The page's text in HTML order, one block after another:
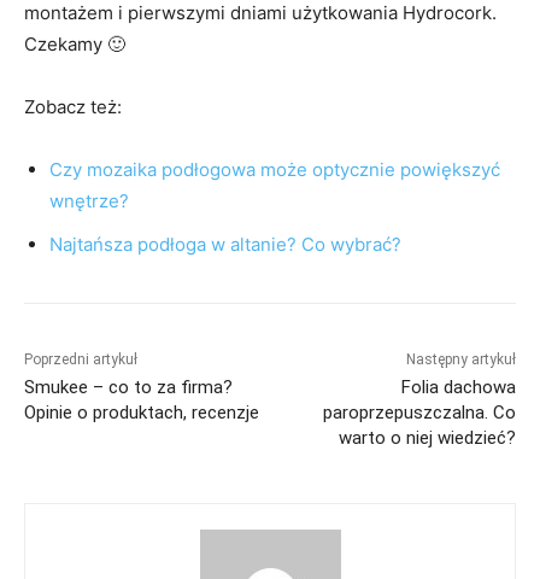
montażem i pierwszymi dniami użytkowania Hydrocork.
Czekamy 🙂
Zobacz też:
Czy mozaika podłogowa może optycznie powiększyć
wnętrze?
Najtańsza podłoga w altanie? Co wybrać?
Poprzedni artykuł
Smukee – co to za firma?
Opinie o produktach, recenzje
Następny artykuł
Folia dachowa
paroprzepuszczalna. Co
warto o niej wiedzieć?